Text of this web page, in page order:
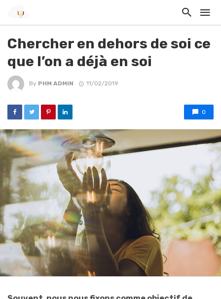
Chercher en dehors de soi ce
que l’on a déjà en soi
By PHM ADMIN 11/02/2019
0